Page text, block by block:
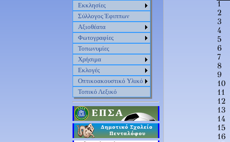
Εκκλησίες
Σύλλογος Έφιππων
Αξιοθέατα
Φωτογραφίες
Τοπωνυμίες
Χρήσιμα
Εκλογές
Οπτικοακουστικό Υλικό
Τοπικό Λεξικό
1
2
3
4
5
6
7
8
9
10
11
12
13
14
15
16